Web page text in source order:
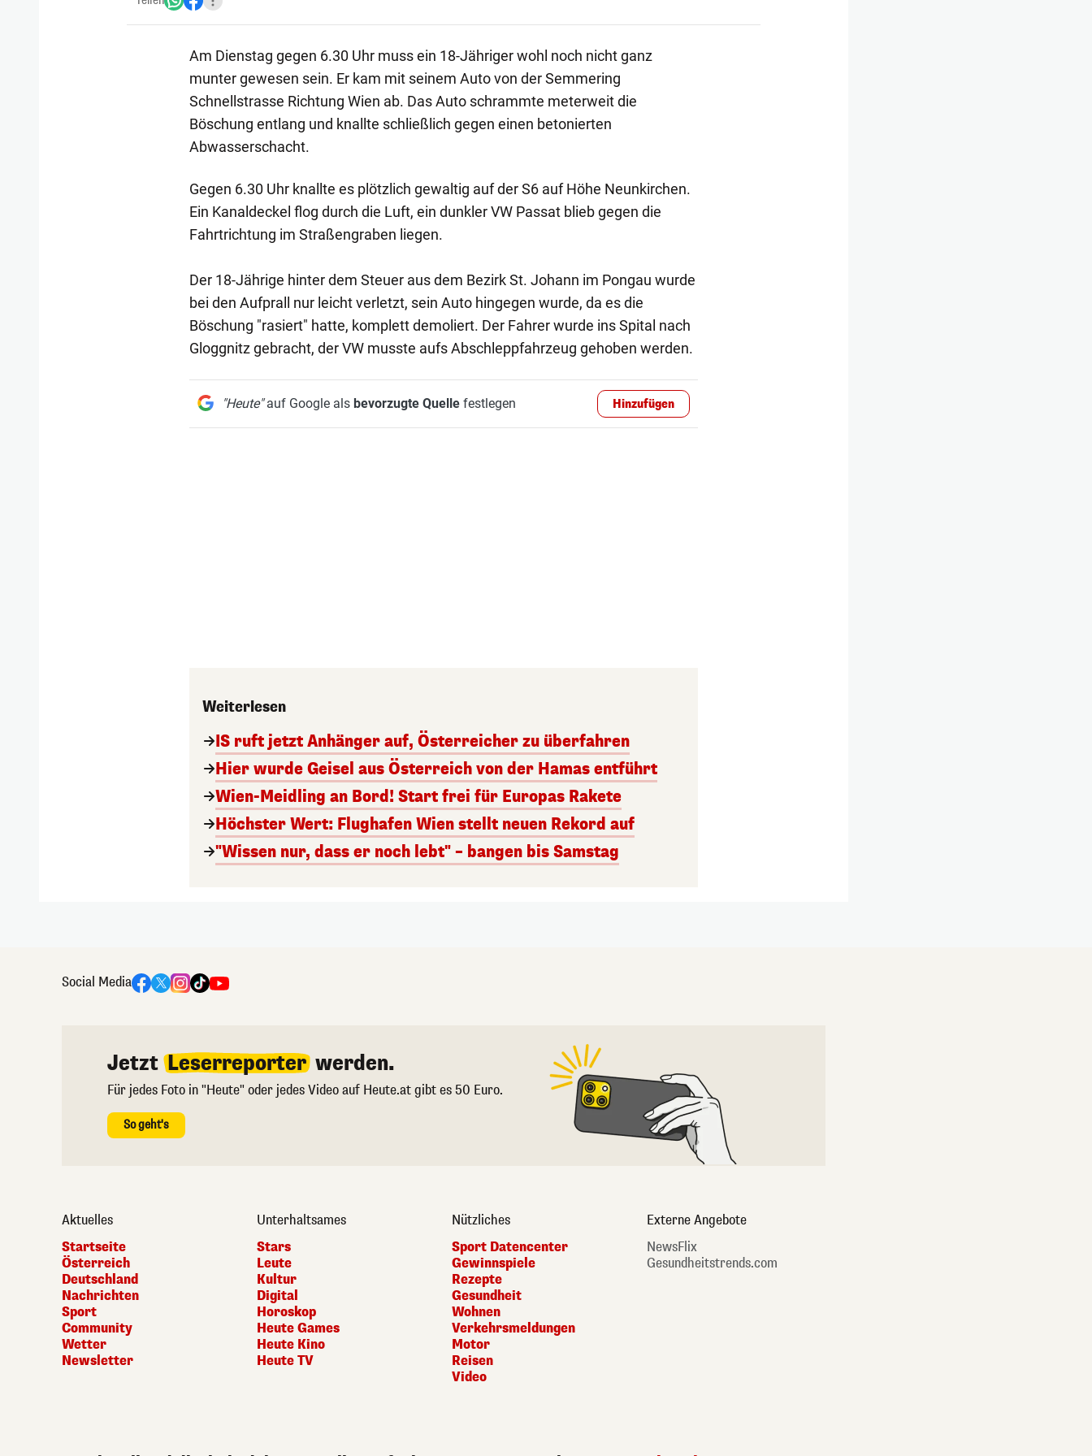
Am Dienstag gegen 6.30 Uhr muss ein 18-Jähriger wohl noch nicht ganz
munter gewesen sein. Er kam mit seinem Auto von der Semmering
Schnellstrasse Richtung Wien ab. Das Auto schrammte meterweit die
Böschung entlang und knallte schließlich gegen einen betonierten
Abwasserschacht.
Gegen 6.30 Uhr knallte es plötzlich gewaltig auf der S6 auf Höhe Neunkirchen.
Ein Kanaldeckel flog durch die Luft, ein dunkler VW Passat blieb gegen die
Fahrtrichtung im Straßengraben liegen.
Der 18-Jährige hinter dem Steuer aus dem Bezirk St. Johann im Pongau wurde
bei den Aufprall nur leicht verletzt, sein Auto hingegen wurde, da es die
Böschung "rasiert" hatte, komplett demoliert. Der Fahrer wurde ins Spital nach
Gloggnitz gebracht, der VW musste aufs Abschleppfahrzeug gehoben werden.
"Heute"auf Google als bevorzugte Quellefestlegen Hinzufügen
Weiterlesen
IS ruft jetzt Anhänger auf, Österreicher zu überfahren
Hier wurde Geisel aus Österreich von der Hamas entführt
Wien-Meidling an Bord! Start frei für Europas Rakete
Höchster Wert: Flughafen Wien stellt neuen Rekord auf
"Wissen nur, dass er noch lebt" – bangen bis Samstag
Social Media
Jetzt Leserreporter werden.
Für jedes Foto in "Heute" oder jedes Video auf Heute.at gibt es 50 Euro.
So geht's
Aktuelles
Startseite
Österreich
Deutschland
Nachrichten
Sport
Community
Wetter
Newsletter
Unterhaltsames
Stars
Leute
Kultur
Digital
Horoskop
Heute Games
Heute Kino
Heute TV
Nützliches
Sport Datencenter
Gewinnspiele
Rezepte
Gesundheit
Wohnen
Verkehrsmeldungen
Motor
Reisen
Video
Externe Angebote
NewsFlix
Gesundheitstrends.com